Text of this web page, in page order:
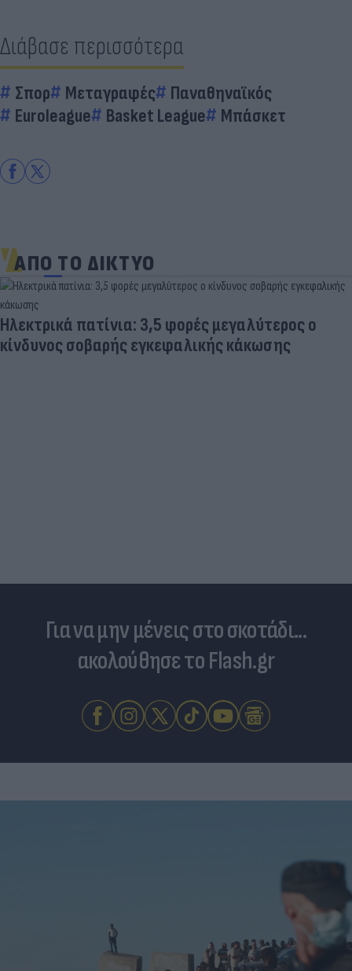
Διάβασε περισσότερα
Σπορ Μεταγραφές
Παναθηναϊκός
Euroleague
Basket League Μπάσκετ
ΑΠΟ ΤΟ ΔΙΚΤΥΟ
Ηλεκτρικά πατίνια: 3,5 φορές μεγαλύτερος ο
κίνδυνος σοβαρής εγκεφαλικής κάκωσης
Για να μην μένεις στο σκοτάδι...
ακολούθησε το Flash.gr